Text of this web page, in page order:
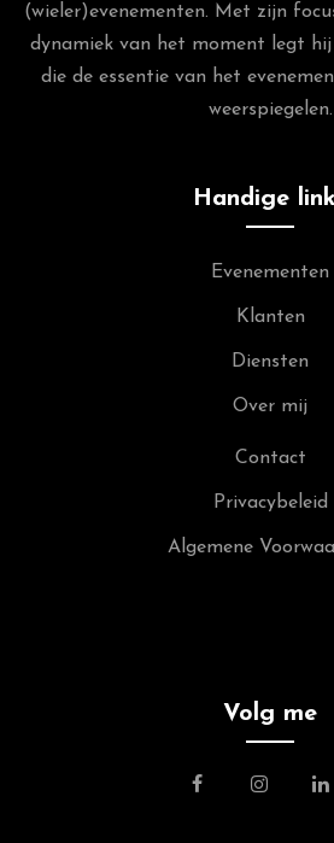
(wieler)evenementen. Met zijn
dynamiek van het moment legt hij
die de essentie van het
weerspiegelen.
Handige
Evenementen
Klanten
Diensten
Over mij
Contact
Privacybeleid
Algemene
Volg me